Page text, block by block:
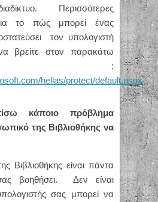
Περισσότερες
το πώς μπορεί ένας
τον υπολογιστή
βρείτε στον παρακάτω
:
hellas/protect/default.aspx
κάποιο πρόβλημα
της Βιβλιοθήκης να
Βιβλιοθήκης είναι πάντα
βοηθήσει. Δεν είναι
σας μπορεί να